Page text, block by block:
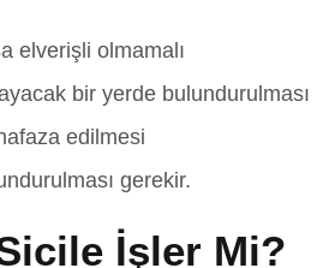
elverişli olmamalı
bir yerde bulundurulması
edilmesi
gerekir.
İşler Mi?